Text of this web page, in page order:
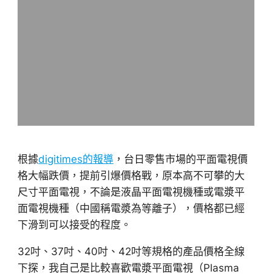
根據digitimes的報導，台日零售市場的平面電視價
格大幅跌價，提前引爆價格戰，原本高不可攀的大
尺寸平面電視，不論是液晶平面電視機種或電漿平
面電視機種（中國稱電漿為等離子），價格都已經
下滑到可以接受的程度。
32吋、37吋、40吋、42吋等規格的產品價格全線
下探，我自己是比較喜歡電漿平面電視（Plasma